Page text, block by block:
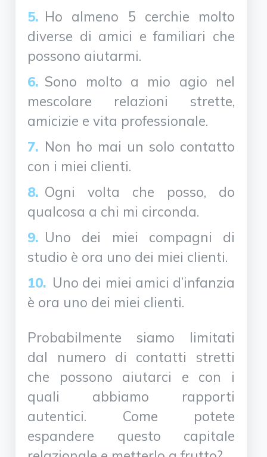
Ho almeno 5 cerchie molto
diverse di amici e familiari che
possono aiutarmi.
Sono molto a mio agio nel
mescolare relazioni strette,
amicizie e vita professionale.
Non ho mai un solo contatto
con i miei clienti.
Ogni volta che posso, do
qualcosa a chi mi circonda.
Uno dei miei compagni di
studio è ora uno dei miei clienti.
Uno dei miei amici d’infanzia
è ora uno dei miei clienti.
Probabilmente siamo limitati
dal numero di contatti stretti
che possono aiutarci e con i
quali abbiamo rapporti
autentici. Come potete
espandere questo capitale